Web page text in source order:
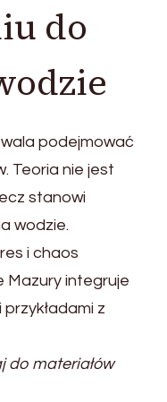
do
podejmować
Teoria nie jest
stanowi
wodzie.
i chaos
Mazury integruje
z
do materiałów